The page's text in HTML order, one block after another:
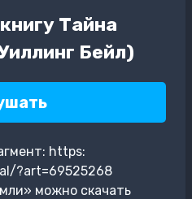
Тайна
Бейл)
https:
?art=69525268
можно скачать